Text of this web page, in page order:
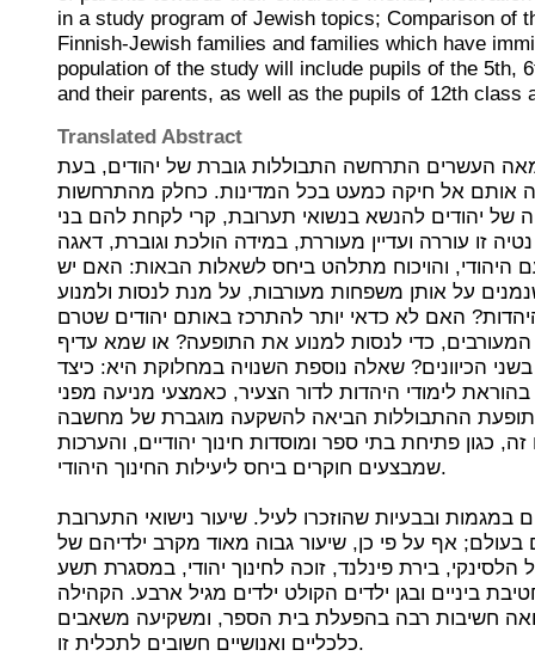
in a study program of Jewish topics; Comparison of
Finnish-Jewish families and families which have
population of the study will include pupils of the 5th,
and their parents, as well as the pupils of 12th class
Translated Abstract
העשרים התרחשה התבוללות גוברת של יהודים, בעת
אותם אל חיקה כמעט בכל המדינות. כחלק מהתרחשות
של יהודים להנשא בנשואי תערובת, קרי לקחת להם בני
נטיה זו עוררה ועדיין מעוררת, במידה הולכת וגוברת, דאגה
היהודי, והויכוח מתלהט ביחס לשאלות הבאות: האם יש
על אותן משפחות מעורבות, על מנת לנסות ולמנוע
האם לא כדאי יותר להתרכז באותם יהודים שטרם
המעורבים, כדי לנסות למנוע את התופעה? או שמא עדיף
הכיוונים? שאלה נוספת השנויה במחלוקת היא: כיצד
לימודי היהדות לדור הצעיר, כאמצעי מניעה מפני
תופעת ההתבוללות הביאה להשקעה מוגברת של מחשבה
כגון פתיחת בתי ספר ומוסדות חינוך יהודיים, והערכות
שמבצעים חוקרים ביחס ליעילות החינוך היהודי.
במגמות ובבעיות שהוזכרו לעיל. שיעור נישואי התערובת
בעולם; אף על פי כן, שיעור גבוה מאוד מקרב ילדיהם של
הלסינקי, בירת פינלנד, זוכה לחינוך יהודי, במסגרת תשע
ביניים ובגן ילדים הקולט ילדים מגיל ארבע. הקהילה
חשיבות רבה בהפעלת בית הספר, ומשקיעה משאבים
כלכליים ואנושיים חשובים לתכלית זו.